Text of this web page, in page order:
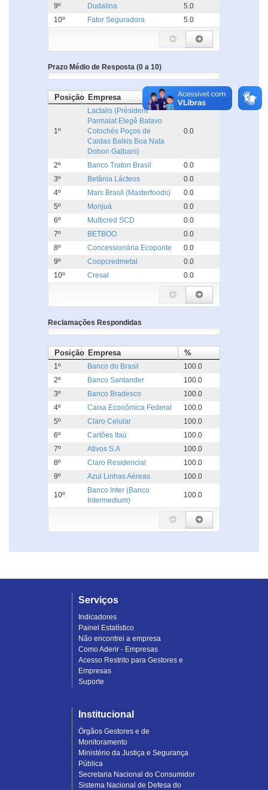
9º
Dudalina
5.0
10º
Fator Seguradora 5.0
Prazo Médio de Resposta (0 a 10)
Posição Empresa Dias
1º
Lactalis (Président
Parmalat Elegê Batavo
Cotochés Poços de
Caldas Balkis Boa Nata
Dobon Galbani)
0.0
2º Banco Traton Brasil
0.0
3º
Betânia Lácteos
0.0
4º
Mars Brasil (Masterfoods)
0.0
5º
Monjuá
0.0
6º
Multicred SCD
0.0
7º
BETBOO
0.0
8º
Concessionária Ecoponte
0.0
9º
Coopcredmetal
0.0
10º
Cresal 0.0
Reclamações Respondidas
Posição Empresa %
1º Banco do Brasil
100.0
2º
Banco Santander
100.0
3º
Banco Bradesco
100.0
4º
Caixa Econômica Federal
100.0
5º
Claro Celular
100.0
6º
Cartões Itaú
100.0
7º
Ativos S.A
100.0
8º
Claro Residencial
100.0
9º
Azul Linhas Aéreas 100.0
10º
Banco Inter (Banco
Intermedium)
100.0
Serviços
Indicadores
Painel Estatístico
Não encontrei a empresa
Como Aderir - Empresas
Acesso Restrito para Gestores e
Empresas
Suporte
Institucional
Órgãos Gestores e de
Monitoramento
Ministério da Justiça e Segurança
Pública
Secretaria Nacional do Consumidor
Sistema Nacional de Defesa do